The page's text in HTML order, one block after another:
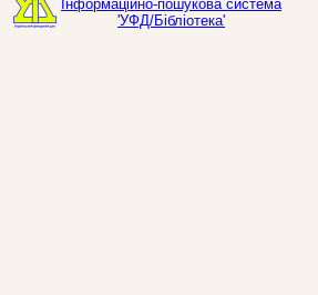
Інформаційно-пошукова система
'УФД/Бібліотека'